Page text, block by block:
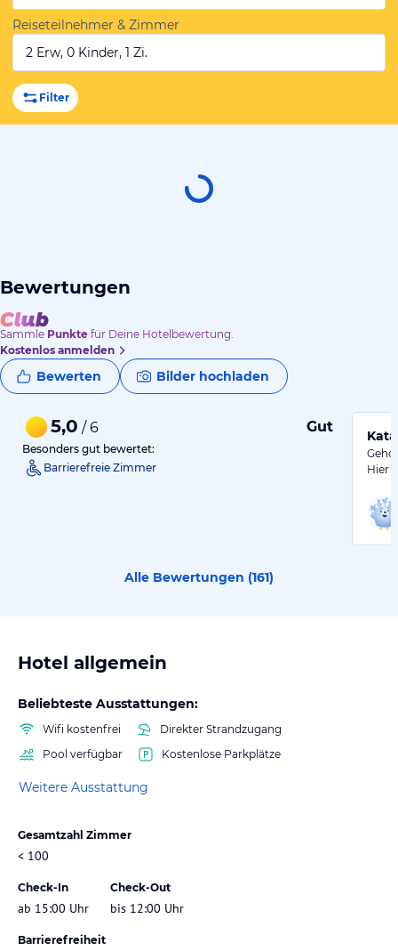
Reiseteilnehmer & Zimmer
2 Erw, 0 Kinder, 1 Zi.
Filter
Bewertungen
Sammle Punkte für Deine Hotelbewertung.
Kostenlos anmelden
Bewerten Bilder hochladen
5,0 / 6 Gut
Besonders gut bewertet:
Barrierefreie Zimmer
Hier
Alle Bewertungen (161)
Hotel allgemein
Beliebteste Ausstattungen:
Wifi kostenfrei
Direkter Strandzugang
Pool verfügbar
Kostenlose Parkplätze
Weitere Ausstattung
Gesamtzahl Zimmer
< 100
Check-In
ab 15:00 Uhr
Check-Out
bis 12:00 Uhr
Barrierefreiheit